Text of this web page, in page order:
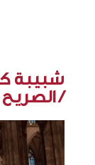
شبيبة
/ الصريح